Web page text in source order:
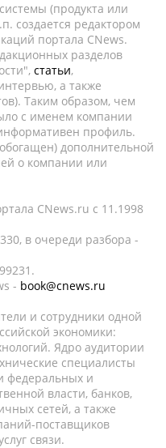
(продукта или
создается редактором
портала CNews.
разделов
статьи,
а также
Таким образом, чем
с именем компании
профиль.
дополнительной
о компании или
CNews.ru c 11.1998
в очереди разбора -
- book@cnews.ru
и сотрудники одной
экономики:
Ядро аудитории
специалисты
федеральных и
власти, банков,
сетей, а также
поставщиков
связи.